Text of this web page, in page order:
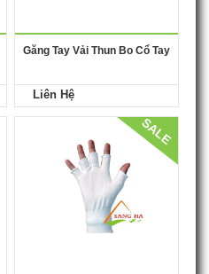
Găng Tay Vải Thun Bo Cổ Tay
Liên Hệ
SALE